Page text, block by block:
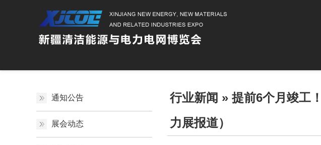
通知公告
展会动态
行业新闻 » 提前6个月竣工
力展报道）